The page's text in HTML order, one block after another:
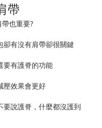
帶
也重要?
卻有沒有肩帶卻很關鍵
要有護脊的功能
壓效果會更好
要說護脊，什麼都沒護到